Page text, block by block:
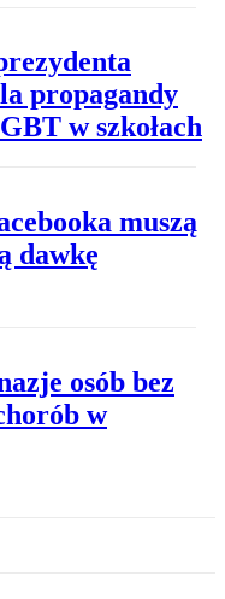
propagandy
w szkołach
muszą
dawkę
osób bez
w